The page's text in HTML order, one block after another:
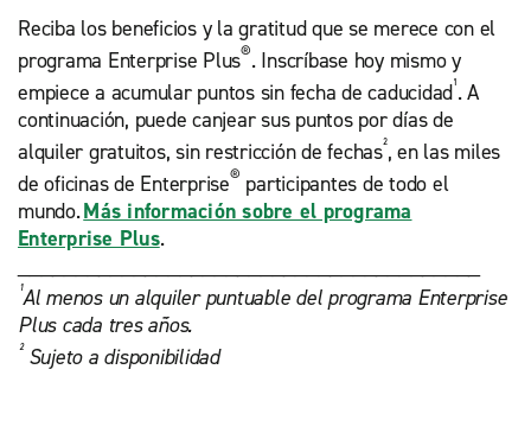
Reciba los beneficios y la gratitud que se merece con el
programa Enterprise Plus®. Inscríbase hoy mismo y
empiece a acumular puntos sin fecha de caducidad¹. A
continuación, puede canjear sus puntos por días de
alquiler gratuitos, sin restricción de fechas², en las miles
de oficinas de Enterprise® participantes de todo el
mundo.Más información sobre el programa
Enterprise Plus.
¹Al menos un alquiler puntuable del programa Enterprise
Plus cada tres años.
²Sujeto a disponibilidad